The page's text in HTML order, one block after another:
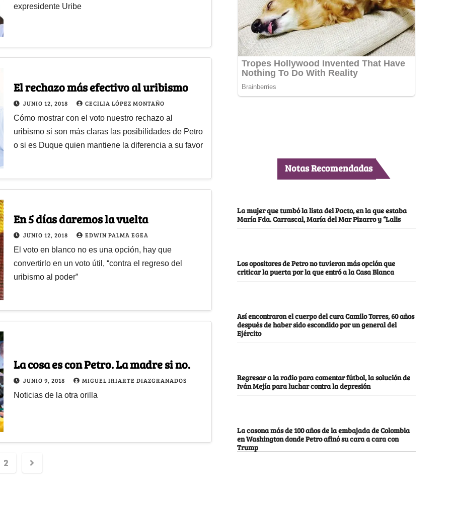
expresidente Uribe
El rechazo más efectivo al uribismo
JUNIO 12, 2018 CECILIA LÓPEZ MONTAÑO
Cómo mostrar con el voto nuestro rechazo al
uribismo si son más claras las posibilidades de Petro
o si es Duque quien mantiene la diferencia a su favor
En 5 días daremos la vuelta
JUNIO 12, 2018 EDWIN PALMA EGEA
El voto en blanco no es una opción, hay que
convertirlo en un voto útil, “contra el regreso del
uribismo al poder”
La cosa es con Petro. La madre si no.
JUNIO 9, 2018 MIGUEL IRIARTE DIAZGRANADOS
Noticias de la otra orilla
2
Notas Recomendadas
La mujer que tumbó la lista del Pacto, en la que estaba
María Fda. Carrascal, María del Mar Pizarro y “Lalis
Los opositores de Petro no tuvieron más opción que
criticar la puerta por la que entró a la Casa Blanca
Así encontraron el cuerpo del cura Camilo Torres, 60 años
después de haber sido escondido por un general del
Ejército
Regresar a la radio para comentar fútbol, la solución de
Iván Mejía para luchar contra la depresión
La casona más de 100 años de la embajada de Colombia
en Washington donde Petro afinó su cara a cara con
Trump